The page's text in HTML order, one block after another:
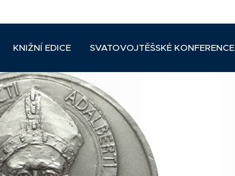
KNIŽNÍ EDICE SVATOVOJTĚŠSKÉ KONFERENCE